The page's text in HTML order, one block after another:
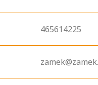
465614225